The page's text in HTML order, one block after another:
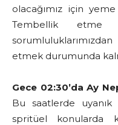
olacağımız için
Tembellik etme
etmek durumunda
Gece 02:30’da Ay
Bu saatlerde
spritüel konularda